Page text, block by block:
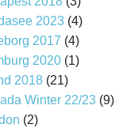
2023(4)
2017 (4)
2020(1)
2018(21)
Winter 22/23(9)
(2)